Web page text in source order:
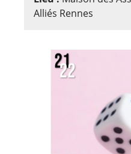
Alliés Rennes